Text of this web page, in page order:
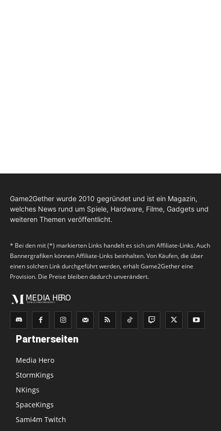
Game2Gether wurde 2010 gegründet und ist ein Magazin,
welches News rund um Spiele, Hardware, Filme, Gadgets und
weiteren Themen veröffentlicht.
* Bei den mit (*) markierten Links handelt es sich um Affiliate-Links. Auch
Bannergrafiken können Affiliate-Links beinhalten. Von Käufen, die über
einen solchen Link durchgeführt werden, erhält Game2Gether eine
Provision. Die Preise bleiben dadurch unverändert.
Partnerseiten
Media Hero
StormKings
NKings
SpaceKings
Sami4m Twitch